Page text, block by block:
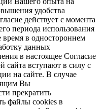
удобства
действует с момента
периода использования
в одностороннем
данных
в настоящее Согласие
сайта вступают в силу с
на сайте. В случае
Вы
прекратить
файлы cookies в